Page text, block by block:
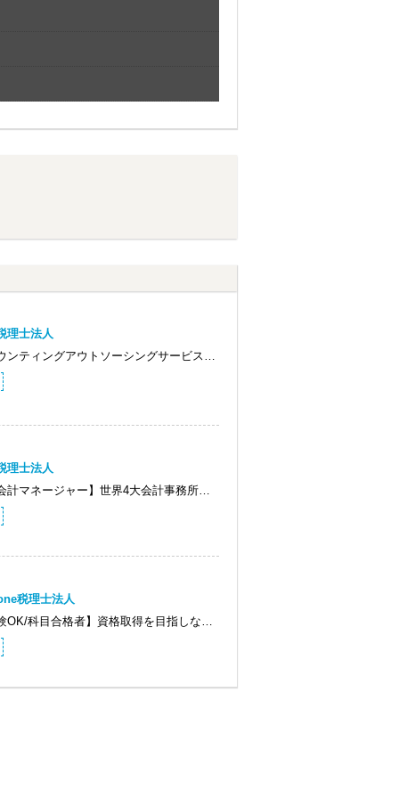
理士法人
ンティングアウトソーシングサービス…
理士法人
計マネージャー】世界4大会計事務所…
税理士法人
OK/科目合格者】資格取得を目指しな…